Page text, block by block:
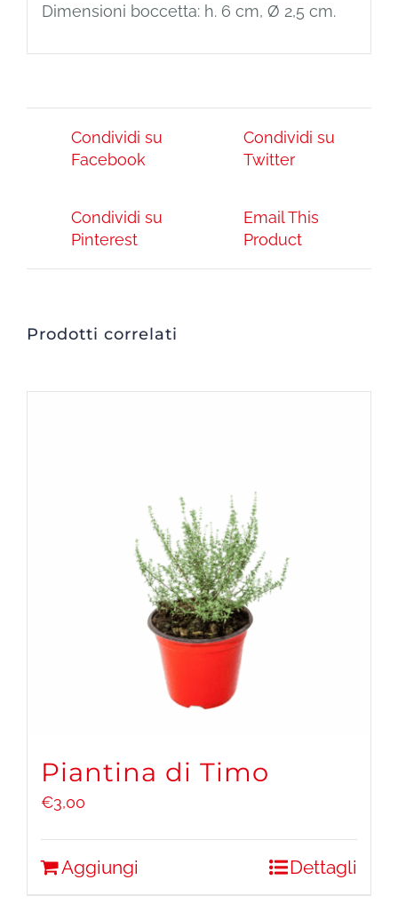
Dimensioni boccetta: h. 6 cm, Ø 2,5 cm.
Condividi su
Facebook
Condividi su
Twitter
Condividi su
Pinterest
Email This
Product
Prodotti correlati
Piantina di Timo
€3,00
Aggiungi Dettagli